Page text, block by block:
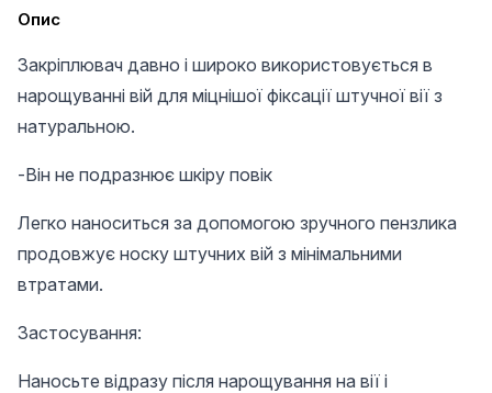
Опис
Закріплювач давно і широко використовується в
нарощуванні вій для міцнішої фіксації штучної вії з
натуральною.
-Він не подразнює шкіру повік
Легко наноситься за допомогою зручного пензлика
продовжує носку штучних вій з мінімальними
втратами.
Застосування:
Наносьте відразу після нарощування на вії і